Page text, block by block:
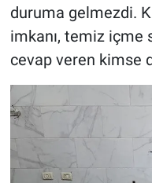
duruma gelmezdi.
imkanı, temiz içme
cevap veren kimse